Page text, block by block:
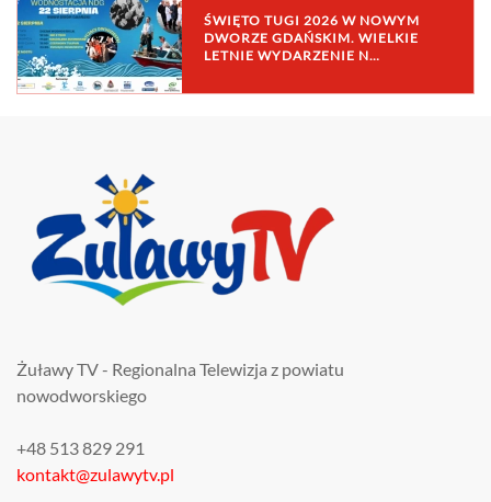
ŚWIĘTO TUGI 2026 W NOWYM
DWORZE GDAŃSKIM. WIELKIE
LETNIE WYDARZENIE N…
Żuławy TV - Regionalna Telewizja z powiatu
nowodworskiego
+48 513 829 291
kontakt@zulawytv.pl